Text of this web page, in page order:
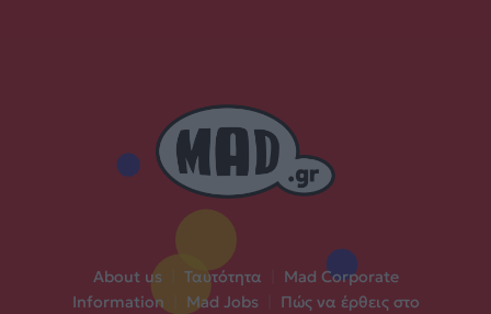
About us Ταυτότητα
Mad Corporate
Information
Mad Jobs
Πώς να έρθεις στο